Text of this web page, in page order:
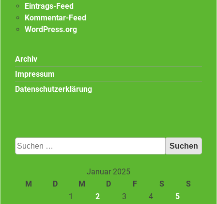
Eintrags-Feed
Kommentar-Feed
WordPress.org
Archiv
Impressum
Datenschutzerklärung
Suchen
nach:
Januar 2025
M
D M D F S
S
1
2 3 4
5